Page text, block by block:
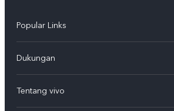
Popular Links
T5
T5 Pro
Dukungan
Service Center
Tentang vivo